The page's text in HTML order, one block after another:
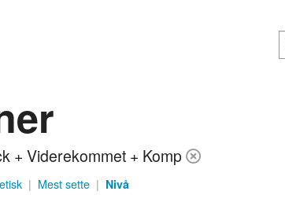
+ Viderekommet + Komp
| Mest sette | Nivå